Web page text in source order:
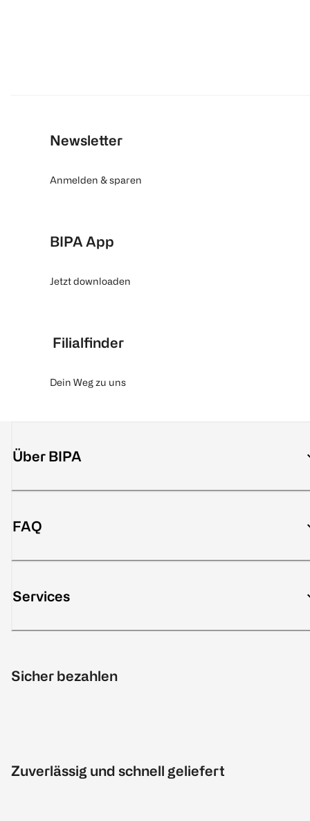
Newsletter
Anmelden & sparen
BIPA App
Jetzt downloaden
Filialfinder
Dein Weg zu uns
Über BIPA
FAQ
Services
Sicher bezahlen
Zuverlässig und schnell geliefert